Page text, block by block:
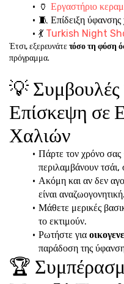
🏺 Εργαστήριο
🧵 Επίδειξη ύφανσης
💃 Turkish Night
Έτσι, εξερευνάτε τόσο τη φύση
πρόγραμμα.
💡 Συμβουλές
Επίσκεψη σε
Χαλιών
Πάρτε τον χρόνο σας
περιλαμβάνουν τσάι,
Ακόμη και αν δεν
είναι αναζωογονητική.
Μάθετε μερικές
το εκτιμούν.
Ρωτήστε για
παράδοση της
🏆